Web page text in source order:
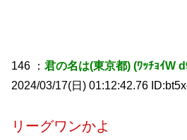
146 ：君の名は(東京都) (ﾜｯﾁｮｲW
2024/03/17(日) 01:12:42.76
リーグワンかよ